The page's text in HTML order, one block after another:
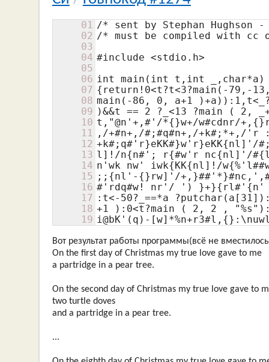
01
02
03
04
05
06
07
08
09
10
11
12
13
14
15
16
17
18
19
/* sent by Stephan Hughson
/* must be compiled with cc
#include <stdio.h>
int main(int t,int _,char*a)
{return!0<t?t<3?main(-79,-
main(-86, 0, a+1
)&&t == 2 ?_<13 ?main ( 2,
t,"@n'+,#'/*{}w+/w#cdnr/
,/+#n+,/#;#q#n+,/+k#;*+,/
l]!/n{n#'; r{#w'r nc{nl]'/
n'wk nw' iwk{KK{nl]!/
;;{nl'-{}rw]'/
#'rdq#w! nr'/ ')
:t<-50?_==*a
+1 ):0<t?main ( 2, 2 ,
i@bK'(q)-
Вот результат работы программы(всё не
On the first day of Christmas my true love gave to me
a partridge in a pear tree.
On the second day of Christmas my true love gave to
two turtle doves
and a partridge in a pear tree.
...